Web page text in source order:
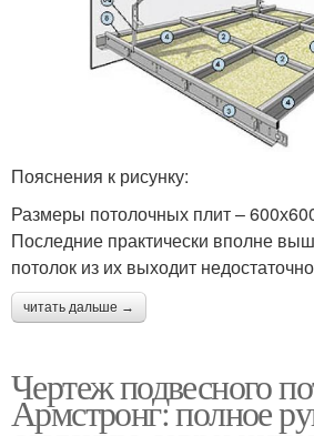
Пояснения к рисунку:
Размеры потолочных плит –
Последние практически вполне
потолок из их выходит
читать дальше →
Чертеж подвесного
Армстронг: полное